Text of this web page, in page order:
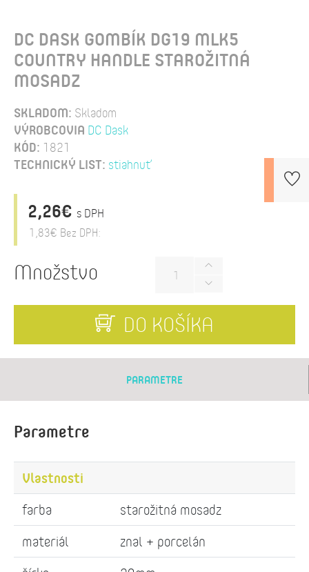
DC DASK GOMBÍK DG19 MLK5
COUNTRY HANDLE STAROŽITNÁ
MOSADZ
SKLADOM: Skladom
VÝROBCOVIA DC Dask
KÓD: 1821
TECHNICKÝ LIST: stiahnuť
2,26€ s DPH
1,83€ Bez DPH:
Množstvo
DO KOŠÍKA
PARAMETRE
Parametre
Vlastnosti
farba
starožitná mosadz
materiál
znal + porcelán